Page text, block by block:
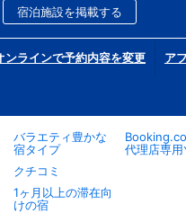
宿泊施設を掲載する
ンラインで予約内容を変更 ア
バラエティ豊かな
宿タイプ
クチコミ
1ヶ月以上の滞在向
けの宿
代理店専